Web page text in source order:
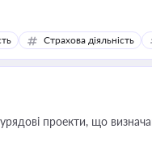
Страхова діяльність
проекти, що